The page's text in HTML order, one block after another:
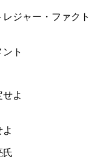
ジャー・ファクト
ト